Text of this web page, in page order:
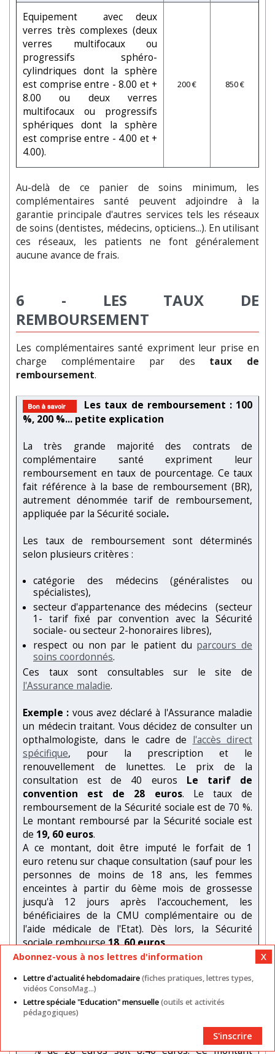
Equipement avec deux
verres très complexes (deux
verres multifocaux ou
progressifs sphéro-
cylindriques dont la sphère
est comprise entre - 8.00 et +
8.00 ou deux verres
multifocaux ou progressifs
sphériques dont la sphère
est comprise entre - 4.00 et +
4.00).
200 € 850 €
Au-delà de ce panier de soins minimum, les
complémentaires santé peuvent adjoindre à la
garantie principale d'autres services tels les réseaux
de soins (dentistes, médecins, opticiens...). En utilisant
ces réseaux, les patients ne font généralement
aucune avance de frais.
6 - LES TAUX DE
REMBOURSEMENT
Les complémentaires santé expriment leur prise en
charge complémentaire par des taux de
remboursement.
Les taux de remboursement : 100
%, 200 %... petite explication
La très grande majorité des contrats de
complémentaire santé expriment leur
remboursement en taux de pourcentage. Ce taux
fait référence à la base de remboursement (BR),
autrement dénommée tarif de remboursement,
appliquée par la Sécurité sociale.
Les taux de remboursement sont déterminés
selon plusieurs critères :
catégorie des médecins (généralistes ou
spécialistes),
secteur d'appartenance des médecins (secteur
1- tarif fixé par convention avec la Sécurité
sociale- ou secteur 2-honoraires libres),
respect ou non par le patient du parcours de
soins coordonnés.
Ces taux sont consultables sur le site de
l'Assurance maladie.
Exemple : vous avez déclaré à l'Assurance maladie
un médecin traitant. Vous décidez de consulter un
opthalmologiste, dans le cadre de l'accès direct
spécifique, pour la prescription et le
renouvellement de lunettes. Le prix de la
consultation est de 40 euros Le tarif de
convention est de 28 euros. Le taux de
remboursement de la Sécurité sociale est de 70 %.
Le montant remboursé par la Sécurité sociale est
de 19, 60 euros.
A ce montant, doit être imputé le forfait de 1
euro retenu sur chaque consultation (sauf pour les
personnes de moins de 18 ans, les femmes
enceintes à partir du 6ème mois de grossesse
jusqu'à 12 jours après l'accouchement, les
bénéficiaires de la CMU complémentaire ou de
l'aide médicale de l'Etat). Dès lors, la Sécurité
sociale rembourse18, 60 euros.
rembourse100 % BR, remboursement Sécurité
sociale compris, il faut comprendre que le
remboursement total de la Sécurité sociale et de
votre complémentaire sera de 28 euros. La
Sécurité sociale vous ayant remboursé 18,60
euros, la complémentaire vous versera 30
% de 28 euros soit 8,40 euros. Ce montant
Abonnez-vous à nos lettres d'information
Lettre d'actualité hebdomadaire(fiches pratiques, lettres types,
vidéos ConsoMag...)
Lettre spéciale "Education" mensuelle(outils et activités
pédagogiques)
S'inscrire